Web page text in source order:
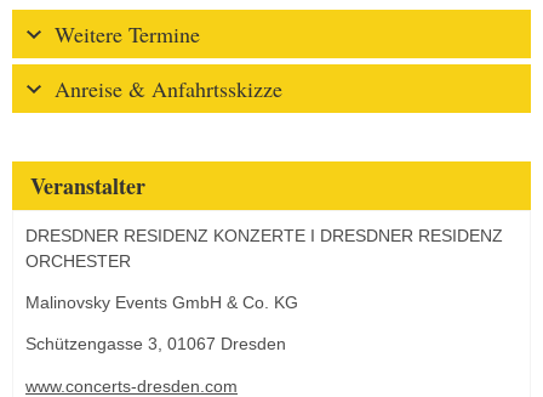
Weitere Termine
Anreise & Anfahrtsskizze
Veranstalter
DRESDNER RESIDENZ KONZERTE I DRESDNER RESIDENZ
ORCHESTER
Malinovsky Events GmbH & Co. KG
Schützengasse 3, 01067 Dresden
www.concerts-dresden.com